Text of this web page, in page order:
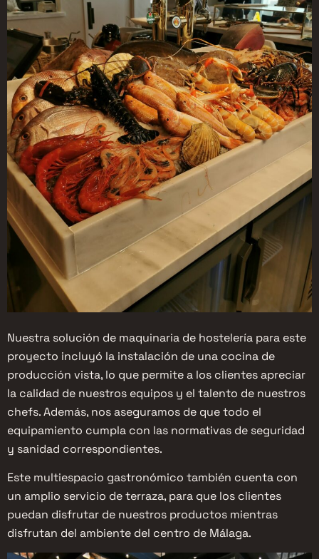
Nuestra solución de maquinaria de hostelería para este
proyecto incluyó la instalación de una cocina de
producción vista, lo que permite a los clientes apreciar
la calidad de nuestros equipos y el talento de nuestros
chefs. Además, nos aseguramos de que todo el
equipamiento cumpla con las normativas de seguridad
y sanidad correspondientes.
Este multiespacio gastronómico también cuenta con
un amplio servicio de terraza, para que los clientes
puedan disfrutar de nuestros productos mientras
disfrutan del ambiente del centro de Málaga.